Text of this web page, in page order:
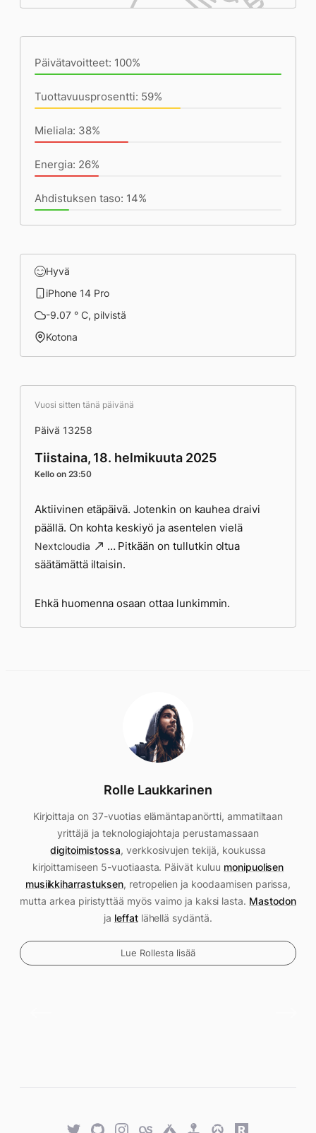
Päivätavoitteet: 100%
Tuottavuusprosentti: 59%
Mieliala: 38%
Energia: 26%
Ahdistuksen taso: 14%
Hyvä
iPhone 14 Pro
-9.07 ° C, pilvistä
Kotona
Vuosi sitten tänä päivänä
Päivä 13258
Tiistaina, 18. helmikuuta 2025
Kello on 23:50
Aktiivinen etäpäivä. Jotenkin on kauhea draivi
päällä. On kohta keskiyö ja asentelen vielä
Nextcloudia
… Pitkään on tullutkin oltua
säätämättä iltaisin.
Ehkä huomenna osaan ottaa lunkimmin.
Rolle Laukkarinen
Kirjoittaja on 37-vuotias elämäntapanörtti, ammatiltaan
yrittäjä ja teknologiajohtaja perustamassaan
digitoimistossa, verkkosivujen tekijä, koukussa
kirjoittamiseen 5-vuotiaasta. Päivät kuluu monipuolisen
musiikkiharrastuksen, retropelien ja koodaamisen parissa,
mutta arkea piristyttää myös vaimo ja kaksi lasta. Mastodon
ja leffatlähellä sydäntä.
Lue Rollesta lisää
TwitterGitHubTwitterLast.fmUntappd
RetroOverwatch
Rawg.io